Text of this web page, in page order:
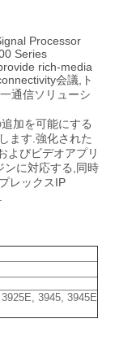
Processor
Series
rich-media
会議,ト
通信ソリューシ
加を可能にする
ます.強化された
よびビデオアプリ
ンに対応する,同時
レックスIP
3945, 3945E